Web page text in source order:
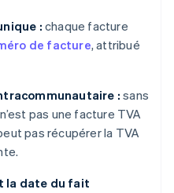
: chaque facture
de facture, attribué
: sans
pas une facture TVA
pas récupérer la TVA
la date du fait